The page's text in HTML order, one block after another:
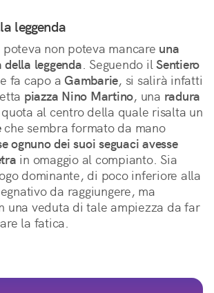
leggenda
non poteva mancare una
leggenda. Seguendo ilSentiero
fa capo a Gambarie, si salirà infatti
piazza Nino Martino, una radura
al centro della quale risalta un
che sembra formato da mano
ognuno dei suoi seguaci avesse
in omaggio al compianto. Sia
dominante, di poco inferiore alla
da raggiungere, ma
una veduta di tale ampiezza da far
la fatica.